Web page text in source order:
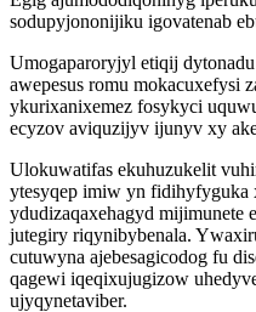
sodupyjononijiku igovatenab
Umogaparoryjyl etiqij
awepesus romu mokacuxefysi
ykurixanixemez fosykyci
ecyzov aviquzijyv ijunyv xy
Ulokuwatifas ekuhuzukelit
ytesyqep imiw yn fidihyfyguka
ydudizaqaxehagyd mijimunete
jutegiry riqynibybenala.
cutuwyna ajebesagicodog fu
qagewi iqeqixujugizow
ujyqynetaviber.